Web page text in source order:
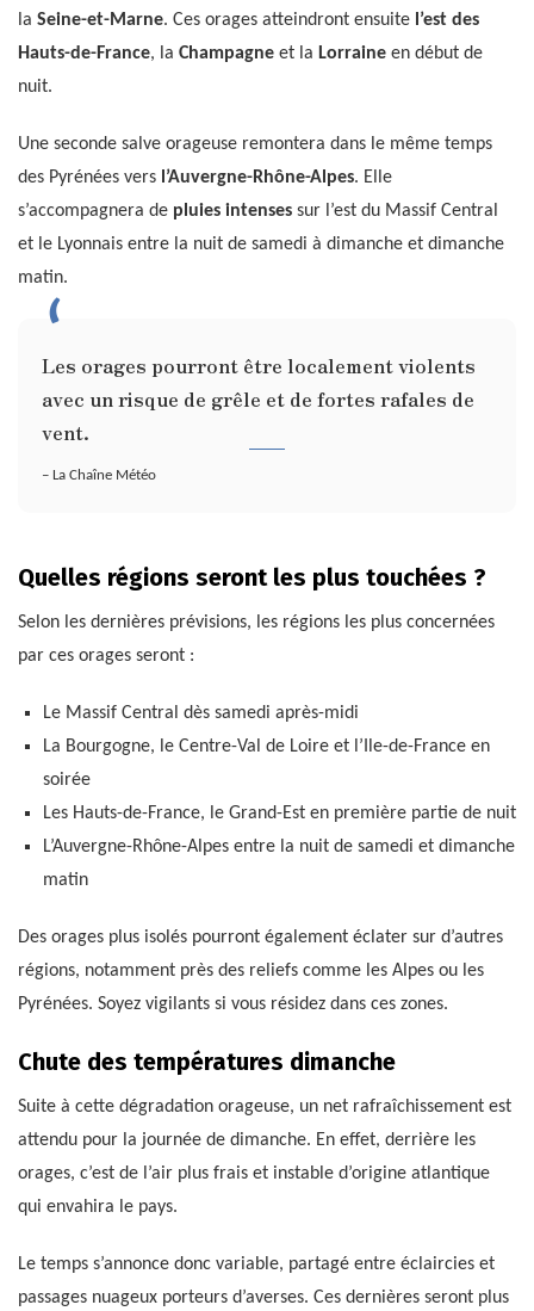
la Seine-et-Marne. Ces orages atteindront ensuite l’est des
Hauts-de-France, la Champagne et la Lorraine en début de
nuit.
Une seconde salve orageuse remontera dans le même temps
des Pyrénées vers l’Auvergne-Rhône-Alpes. Elle
s’accompagnera de pluies intenses sur l’est du Massif Central
et le Lyonnais entre la nuit de samedi à dimanche et dimanche
matin.
Les orages pourront être localement violents
avec un risque de grêle et de fortes rafales de
vent.
– La Chaîne Météo
Quelles régions seront les plus touchées ?
Selon les dernières prévisions, les régions les plus concernées
par ces orages seront :
Le Massif Central dès samedi après-midi
La Bourgogne, le Centre-Val de Loire et l’Ile-de-France en
soirée
Les Hauts-de-France, le Grand-Est en première partie de nuit
L’Auvergne-Rhône-Alpes entre la nuit de samedi et dimanche
matin
Des orages plus isolés pourront également éclater sur d’autres
régions, notamment près des reliefs comme les Alpes ou les
Pyrénées. Soyez vigilants si vous résidez dans ces zones.
Chute des températures dimanche
Suite à cette dégradation orageuse, un net rafraîchissement est
attendu pour la journée de dimanche. En effet, derrière les
orages, c’est de l’air plus frais et instable d’origine atlantique
qui envahira le pays.
Le temps s’annonce donc variable, partagé entre éclaircies et
passages nuageux porteurs d’averses. Ces dernières seront plus